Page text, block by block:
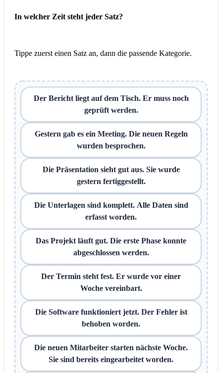
In welcher Zeit steht jeder Satz?
Tippe zuerst einen Satz an, dann die passende Kategorie.
Der Bericht liegt auf dem Tisch. Er muss noch
geprüft werden.
Gestern gab es ein Meeting. Die neuen Regeln
wurden besprochen.
Die Präsentation sieht gut aus. Sie wurde
gestern fertiggestellt.
Die Unterlagen sind komplett. Alle Daten sind
erfasst worden.
Das Projekt läuft gut. Die erste Phase konnte
abgeschlossen werden.
Der Termin steht fest. Er wurde vor einer
Woche vereinbart.
Die Software funktioniert jetzt. Der Fehler ist
behoben worden.
Die neuen Mitarbeiter starten nächste Woche.
Sie sind bereits eingearbeitet worden.